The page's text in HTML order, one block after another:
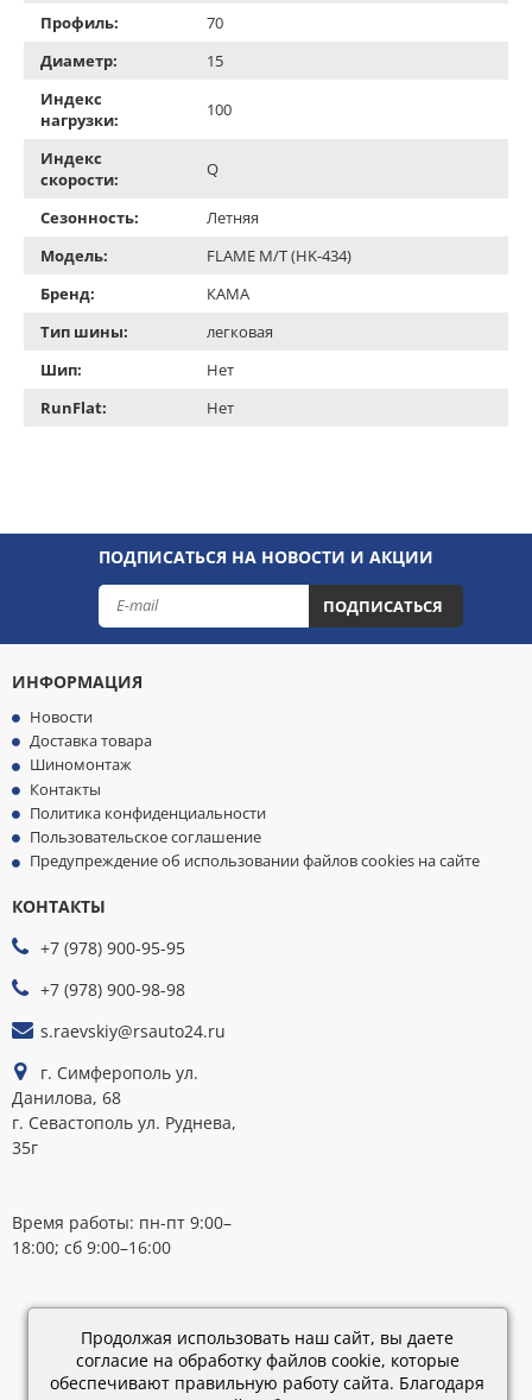
Профиль:
70
Диаметр:
15
Индекс
нагрузки:
100
Индекс
скорости:
Q
Сезонность:
Летняя
Модель:
FLAME M/T (HK-434)
Бренд:
КАМА
Тип шины:
легковая
Шип:
Нет
RunFlat:
Нет
ПОДПИСАТЬСЯ НА НОВОСТИ И АКЦИИ
ПОДПИСАТЬСЯ
ИНФОРМАЦИЯ
Новости
Доставка товара
Шиномонтаж
Контакты
Политика конфиденциальности
Пользовательское соглашение
Предупреждение об использовании файлов cookies на сайте
КОНТАКТЫ
+7 (978) 900-95-95
+7 (978) 900-98-98
s.raevskiy@rsauto24.ru
г. Симферополь ул.
Данилова, 68
г. Севастополь ул. Руднева,
35г
Время работы: пн-пт 9:00–
18:00; сб 9:00–16:00
Каталог
28.02.2019
15:45
Продолжая использовать наш сайт, вы даете
согласие на обработку файлов cookie, которые
обеспечивают правильную работу сайта. Благодаря